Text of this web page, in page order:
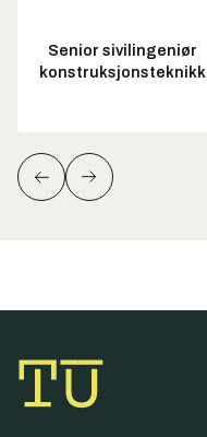
Senior sivilingeniør
konstruksjonsteknikk